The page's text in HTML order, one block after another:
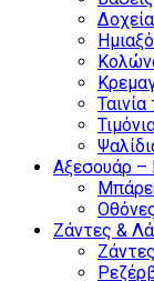
Αξεσουάρ –
Ζάντες &
Ζάντες